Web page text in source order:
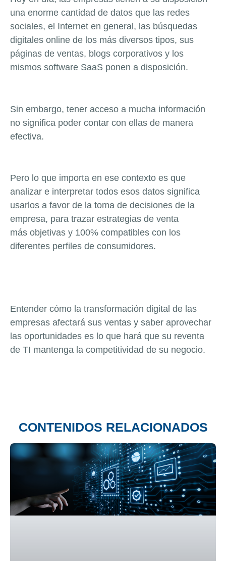
una enorme cantidad de datos que las redes
sociales, el Internet en general, las búsquedas
digitales online de los más diversos tipos, sus
páginas de ventas, blogs corporativos y los
mismos software SaaS ponen a disposición.
Sin embargo, tener acceso a mucha información
no significa poder contar con ellas de manera
efectiva.
Pero lo que importa en ese contexto es que
analizar e interpretar todos esos datos significa
usarlos a favor de la toma de decisiones de la
empresa, para trazar estrategias de venta
más objetivas y 100% compatibles con los
diferentes perfiles de consumidores.
Entender cómo la transformación digital de las
empresas afectará sus ventas y saber aprovechar
las oportunidades es lo que hará que su reventa
de TI mantenga la competitividad de su negocio.
CONTENIDOS RELACIONADOS